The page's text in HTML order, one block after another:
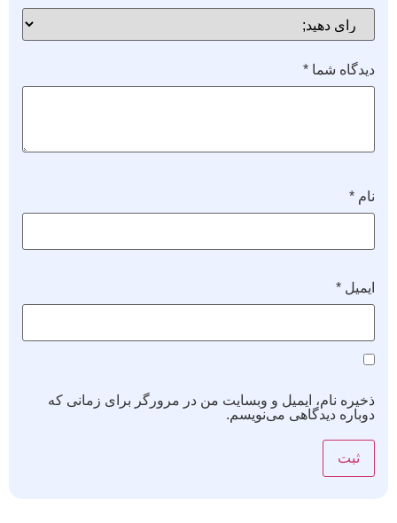
دیدگاه شما *
نام *
ایمیل *
ذخیره نام، ایمیل و وبسایت من در مرورگر برای زمانی که
دوباره دیدگاهی می‌نویسم.